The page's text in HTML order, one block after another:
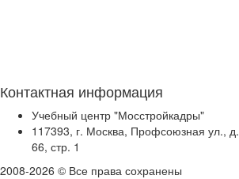
Контактная информация
Учебный центр "Мосстройкадры"
117393, г. Москва, Профсоюзная ул., д.
66, стр. 1
2008-2026 © Все права сохранены